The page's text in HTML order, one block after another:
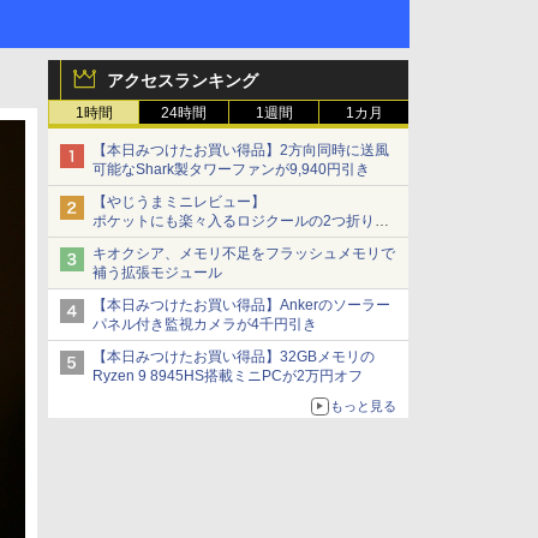
アクセスランキング
1時間 24時間 1週間 1カ月
【本日みつけたお買い得品】2方向同時に送風
可能なShark製タワーファンが9,940円引き
【やじうまミニレビュー】
ポケットにも楽々入るロジクールの2つ折りマ
ウス「Mobi Fold」。その気になるギミックと
は？
キオクシア、メモリ不足をフラッシュメモリで
補う拡張モジュール
【本日みつけたお買い得品】Ankerのソーラー
パネル付き監視カメラが4千円引き
【本日みつけたお買い得品】32GBメモリの
Ryzen 9 8945HS搭載ミニPCが2万円オフ
もっと見る